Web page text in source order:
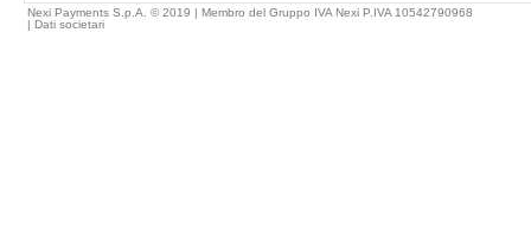
Nexi Payments S.p.A. © 2019 | Membro del Gruppo IVA Nexi P.IVA 10542790968
| Dati societari